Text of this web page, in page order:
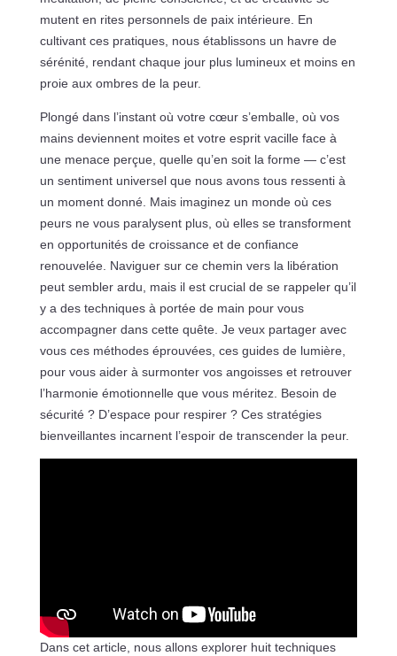
mutent en rites personnels de paix intérieure. En
cultivant ces pratiques, nous établissons un havre de
sérénité, rendant chaque jour plus lumineux et moins en
proie aux ombres de la peur.
Plongé dans l’instant où votre cœur s’emballe, où vos
mains deviennent moites et votre esprit vacille face à
une menace perçue, quelle qu’en soit la forme — c’est
un sentiment universel que nous avons tous ressenti à
un moment donné. Mais imaginez un monde où ces
peurs ne vous paralysent plus, où elles se transforment
en opportunités de croissance et de confiance
renouvelée. Naviguer sur ce chemin vers la libération
peut sembler ardu, mais il est crucial de se rappeler qu’il
y a des techniques à portée de main pour vous
accompagner dans cette quête. Je veux partager avec
vous ces méthodes éprouvées, ces guides de lumière,
pour vous aider à surmonter vos angoisses et retrouver
l’harmonie émotionnelle que vous méritez. Besoin de
sécurité ? D’espace pour respirer ? Ces stratégies
bienveillantes incarnent l’espoir de transcender la peur.
Dans cet article, nous allons explorer huit techniques